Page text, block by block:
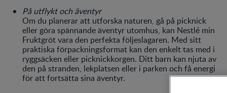
På utflykt och äventyr
Om du planerar att utforska naturen, gå på picknick
eller göra spännande äventyr utomhus, kan Nestlé min
Fruktgröt vara den perfekta följeslagaren. Med sitt
praktiska förpackningsformat kan den enkelt tas med i
ryggsäcken eller picknickkorgen. Ditt barn kan njuta av
den på stranden, lekplatsen eller i parken och få energi
för att fortsätta sina äventyr.